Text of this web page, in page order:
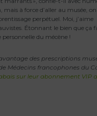
à force d’aller au musée,
perpétuel. Moi, j’aime
Étonnant le bien que ça
personnelle du mécène !
des prescriptions
Médecins francophones du
sur leur abonnement VIP